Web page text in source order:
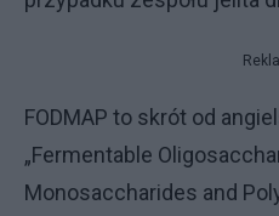
FODMAP to skrót od
„Fermentable
Monosaccharides and